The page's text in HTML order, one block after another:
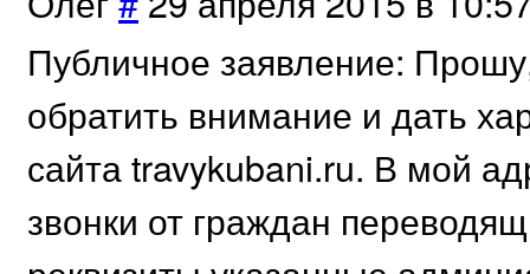
Публичное заявление:
обратить внимание и дать
сайта travykubani.ru. В мой
звонки от граждан